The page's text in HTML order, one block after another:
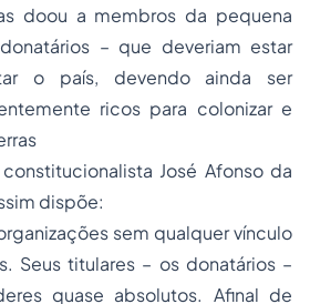
doou a membros da pequena
– que deveriam estar
o país, devendo ainda ser
ricos para colonizar e
José Afonso da
dispõe:
sem qualquer vínculo
Seus titulares – os donatários –
quase absolutos. Afinal de